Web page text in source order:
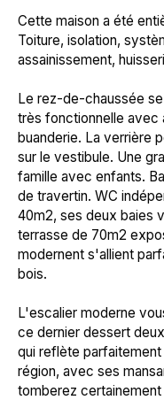
Cette maison a été
Toiture, isolation,
assainissement,
Le rez-de-chaussée
très fonctionnelle avec
buanderie. La verrière
sur le vestibule. Une
famille avec enfants.
de travertin. WC
40m2, ses deux baies
terrasse de 70m2
modernent s'allient
bois.
L'escalier moderne
ce dernier dessert
qui reflète
région, avec ses
tomberez